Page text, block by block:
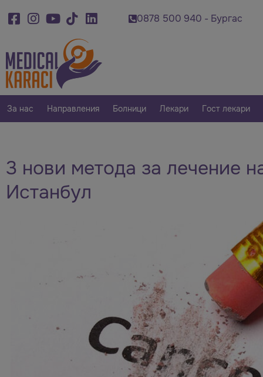
920 - Варна 0878 500 940 - Бургас
За нас Направления Болници Лекари Гост лекари
3 нови метода за лечение
Истанбул